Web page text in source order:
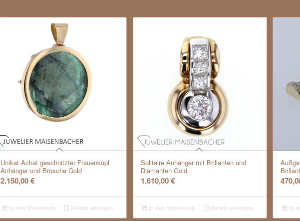
Unikat Achat geschnitzter Frauenkopf
Anhänger und Brosche Gold
2.150,00€
In den Warenkorb Details anzeigen
Solitaire Anhänger mit Brillanten und
Diamanten Gold
1.610,00€
In den Warenkorb Details anzeigen In